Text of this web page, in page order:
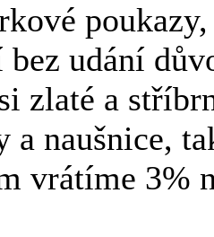
udání
zlaté a
a naušnice,
vrátíme 3%